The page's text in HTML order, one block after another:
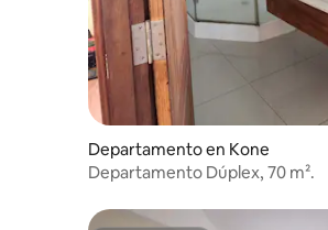
Departamento en Kone
Departamento Dúplex, 70 m².